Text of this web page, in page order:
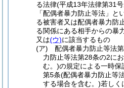
る法律(平成13年法律第31
「配偶者暴力防止等法」と
る被害者又は配偶者暴力防
る関係にある相手からの暴
又は(ウ)に該当するもの
(ア)
配偶者暴力防止等法
力防止等法第28条の2に
む。)の規定による一時
第5条(配偶者暴力防止等
する場合を含む。)若しく